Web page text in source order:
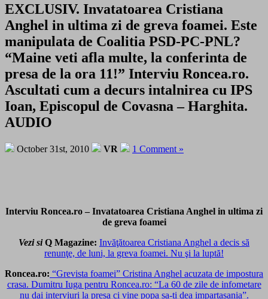
EXCLUSIV. Invatatoarea Cristiana
Anghel in ultima zi de greva foamei. Este
manipulata de Coalitia PSD-PC-PNL?
“Maine veti afla multe, la conferinta de
presa de la ora 11!” Interviu Roncea.ro.
Ascultati cum a decurs intalnirea cu IPS
Ioan, Episcopul de Covasna – Harghita.
AUDIO
October 31st, 2010 VR 1 Comment »
Interviu Roncea.ro – Invatatoarea Cristiana Anghel in ultima zi
de greva foamei
Vezi siQ Magazine: Invăţătoarea Cristiana Anghel a decis să
renunţe, de luni, la greva foamei. Nu şi la luptă!
Roncea.ro: “Grevista foamei” Cristina Anghel acuzata de impostura
crasa. Dumitru Iuga pentru Roncea.ro: “La 60 de zile de infometare
nu dai interviuri la presa ci vine popa sa-ti dea impartasania”.